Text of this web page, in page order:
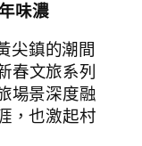
味濃
尖鎮的潮間
春文旅系列
場景深度融
，也激起村